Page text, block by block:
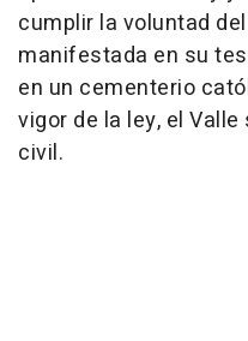
cumplir la voluntad
manifestada en su
en un cementerio
vigor de la ley, el
civil.